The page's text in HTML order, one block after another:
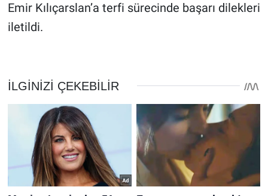
Emir Kılıçarslan’a terfi sürecinde başarı dilekleri
iletildi.